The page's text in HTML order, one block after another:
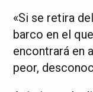
«Si se retira
barco en el
encontrará en
peor,